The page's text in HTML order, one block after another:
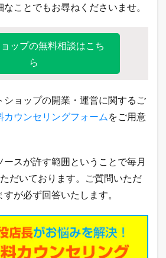
ことでもお尋ねくださいませ。
ップの無料相談はこち
ら
ショップの開業・運営に関するご
カウンセリングフォーム をご用意
ースが許す範囲ということで毎月
だいております。ご質問いただ
が必ず回答いたします。